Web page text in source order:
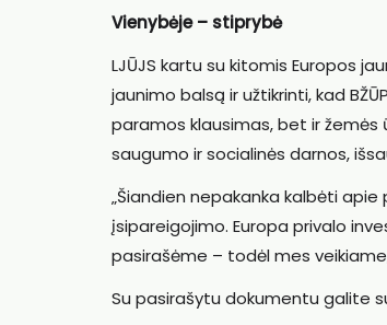
Vienybėje – stiprybė
LJŪJS kartu su kitomis Europos
jaunimo balsą ir užtikrinti, kad
paramos klausimas, bet ir
saugumo ir socialinės darnos,
„Šiandien nepakanka kalbėti
įsipareigojimo. Europa privalo
pasirašėme – todėl mes
Su pasirašytu dokumentu galite